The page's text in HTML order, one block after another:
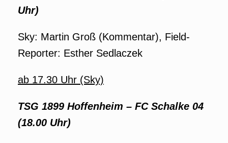
Uhr)
Sky: Martin Groß (Kommentar), Field-
Reporter: Esther Sedlaczek
ab 17.30 Uhr (Sky)
TSG 1899 Hoffenheim – FC Schalke 04
(18.00 Uhr)